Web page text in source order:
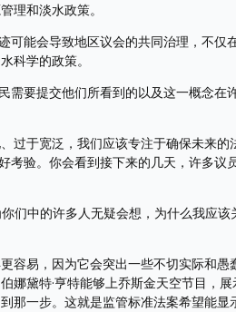
理和淡水政策。
能会导致地区议会的共同治理，不仅
科学的政策。
需要提交他们所看到的以及这一概念在
过于宽泛，我们应该专注于确保未来的
考验。你会看到接下来的几天，许多议
们中的许多人无疑会想，为什么我应该
容易，因为它会突出一些不切实际和愚
娜黛特·亨特能够上乔斯金天空节目，
那一步。这就是监管标准法案希望能显